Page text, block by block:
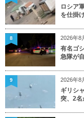
ロシア
を仕掛
2026年8
有名ゴ
急隊が
8
2026年8
ギリシ
突、2名
9